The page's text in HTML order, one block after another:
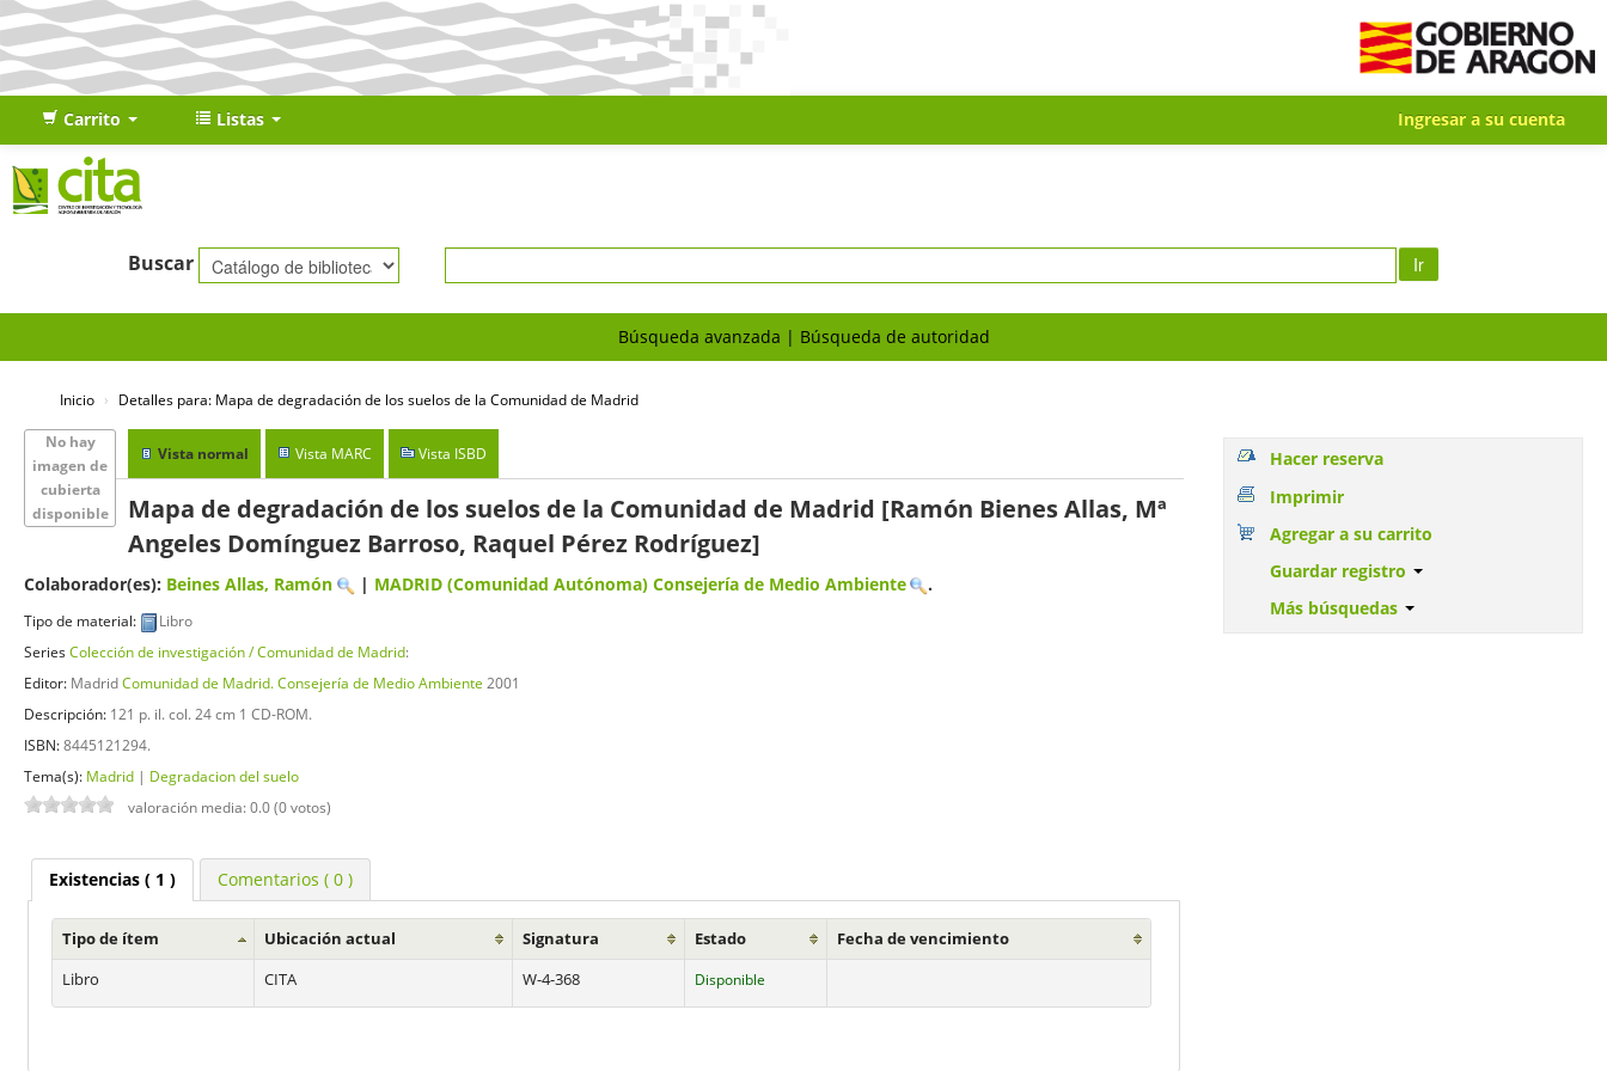
Carrito Listas Ingresar a su cuenta
Buscar Ir
Búsqueda avanzada Búsqueda de autoridad
Inicio › Detalles para: Mapa de degradación de los suelos de la Comunidad de Madrid
No hay
imagen de
cubierta
disponible
Vista normal Vista MARC Vista ISBD
Mapa de degradación de los suelos de la Comunidad de Madrid [Ramón Bienes Allas, Mª
Angeles Domínguez Barroso, Raquel Pérez Rodríguez]
Colaborador(es): Beines Allas, Ramón | MADRID (Comunidad Autónoma) Consejería de Medio Ambiente .
Tipo de material:
Libro
SeriesColección de investigación / Comunidad de Madrid:
Editor: MadridComunidad de Madrid. Consejería de Medio Ambiente 2001
Descripción: 121 p. il. col. 24 cm 1 CD-ROM.
ISBN:8445121294.
Tema(s): Madrid | Degradacion del suelo
valoración media: 0.0 (0 votos)
Existencias( 1 ) Comentarios ( 0 )
Tipo de ítem Ubicación actual Signatura Estado
Fecha de vencimiento
Libro
CITA W-4-368 Disponible
Hacer reserva
Imprimir
Agregar a su carrito
Guardar registro
Más búsquedas